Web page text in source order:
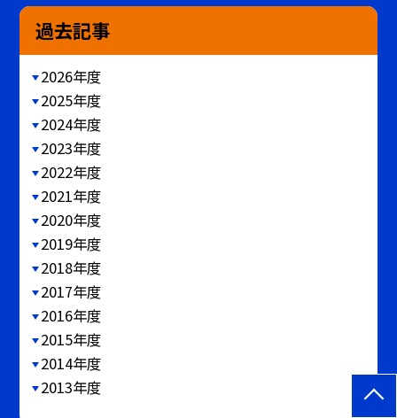
過去記事
2026年度
2025年度
2024年度
2023年度
2022年度
2021年度
2020年度
2019年度
2018年度
2017年度
2016年度
2015年度
2014年度
2013年度